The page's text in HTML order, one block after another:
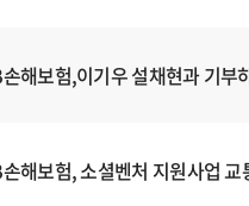
해보험,이기우 설채현과 기부
해보험, 소셜벤처 지원사업